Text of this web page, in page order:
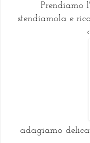
Prendiamo
stendiamola e
adagiamo